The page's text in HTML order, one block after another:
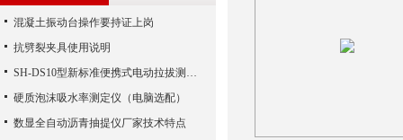
混凝土振动台操作要持证上岗
抗劈裂夹具使用说明
SH-DS10型新标准便携式电动拉拔测试仪
硬质泡沫吸水率测定仪（电脑选配）
数显全自动沥青抽提仪厂家技术特点